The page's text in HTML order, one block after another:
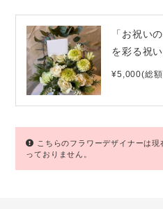
「お祝い
を彩る祝
¥5,000(総
こちらのフラワーデザイナーは
っておりません。